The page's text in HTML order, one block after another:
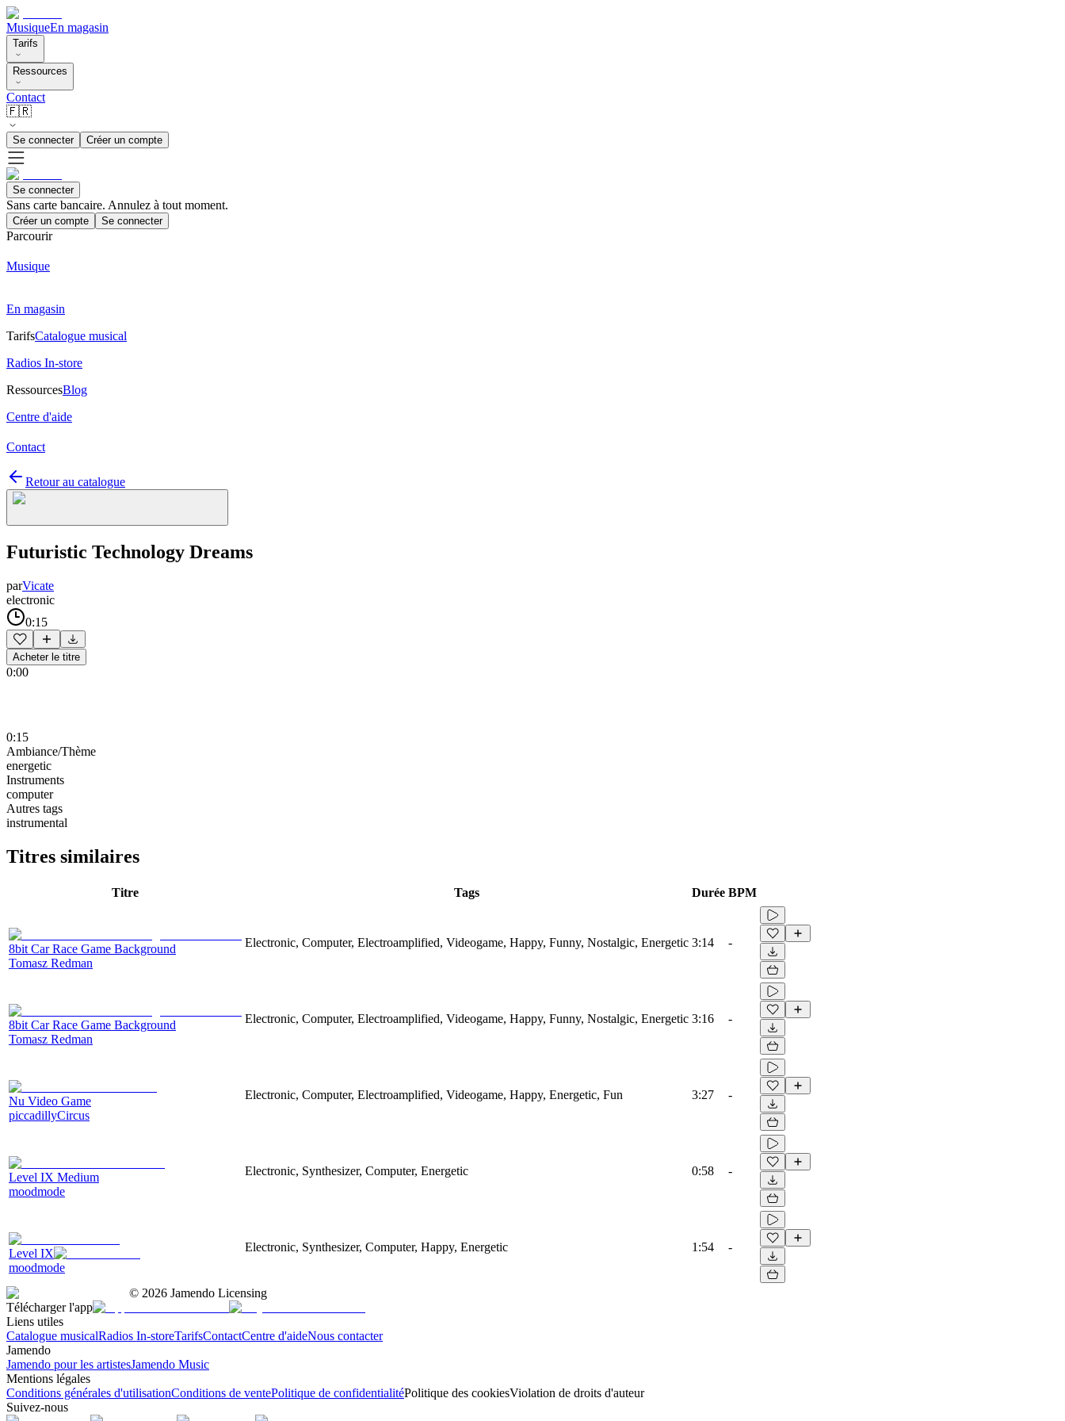
MusiqueEn magasin
Tarifs
Ressources
Contact
🇫🇷
Se connecter Créer un compte
Se connecter
Sans carte bancaire. Annulez à tout moment.
Créer un compte Se connecter
Parcourir
Musique
En magasin
TarifsCatalogue musical
Radios In-store
RessourcesBlog
Centre d'aide
Contact
Retour au catalogue
Futuristic Technology Dreams
parVicate
electronic
0:15
Acheter le titre
0:00
0:15
Ambiance/Thème
energetic
Instruments
computer
Autres tags
instrumental
Titres similaires
Titre Tags Durée BPM
8bit Car Race Game Background
Tomasz Redman
Electronic, Computer, Electroamplified, Videogame, Happy, Funny, Nostalgic, Energetic 3:14 -
8bit Car Race Game Background
Tomasz Redman
Electronic, Computer, Electroamplified, Videogame, Happy, Funny, Nostalgic, Energetic 3:16 -
Nu Video Game
piccadillyCircus
Electronic, Computer, Electroamplified, Videogame, Happy, Energetic, Fun 3:27 -
Level IX Medium
moodmode
Electronic, Synthesizer, Computer, Energetic 0:58 -
Level IX
moodmode
Electronic, Synthesizer, Computer, Happy, Energetic 1:54 -
© 2026 Jamendo Licensing
Télécharger l'app
Liens utiles
Catalogue musicalRadios In-storeTarifsContactCentre d'aideNous contacter
Jamendo
Jamendo pour les artistesJamendo Music
Mentions légales
Conditions générales d'utilisationConditions de ventePolitique de confidentialitéPolitique des cookiesViolation de droits d'auteur
Suivez-nous